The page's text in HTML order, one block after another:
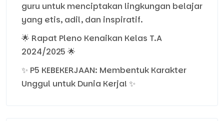
guru untuk menciptakan lingkungan belajar
yang etis, adil, dan inspiratif.
🌟 Rapat Pleno Kenaikan Kelas T.A
2024/2025 🌟
✨ P5 KEBEKERJAAN: Membentuk Karakter
Unggul untuk Dunia Kerja! ✨